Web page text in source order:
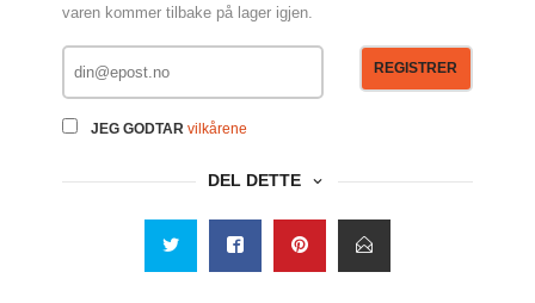
varen kommer tilbake på lager igjen.
JEG GODTAR vilkårene
REGISTRER
DEL DETTE